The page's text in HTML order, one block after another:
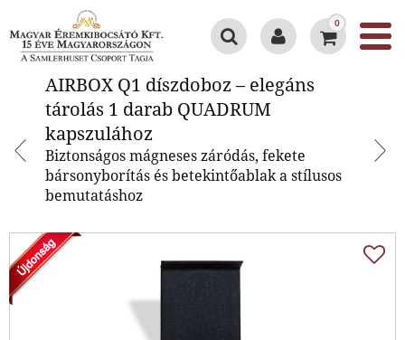
0
AIRBOX Q1 díszdoboz – elegáns
tárolás 1 darab QUADRUM
kapszulához
Biztonságos mágneses záródás, fekete
bársonyborítás és betekintőablak a stílusos
bemutatáshoz
AIRBOX Q1 díszdoboz – elegáns
tárolás 1 darab QUADRUM
kapszulához